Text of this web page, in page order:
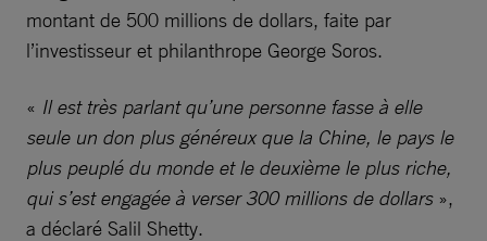
montant de 500 millions de dollars, faite par
l’investisseur et philanthrope George Soros.
« Il est très parlant qu’une personne fasse à elle
seule un don plus généreux que la Chine, le pays le
plus peuplé du monde et le deuxième le plus riche,
qui s’est engagée à verser 300 millions de dollars»,
a déclaré Salil Shetty.